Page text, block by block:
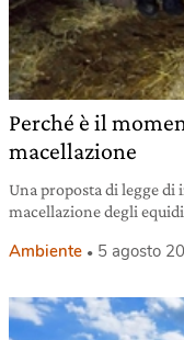
Perché è il
macellazione
Una proposta di legge di
macellazione degli
Ambiente 5 agosto